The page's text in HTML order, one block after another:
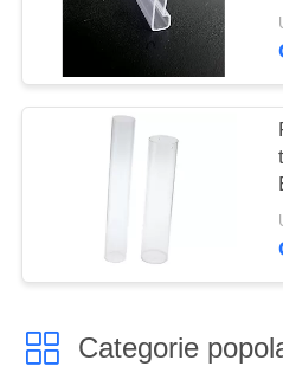
Categorie